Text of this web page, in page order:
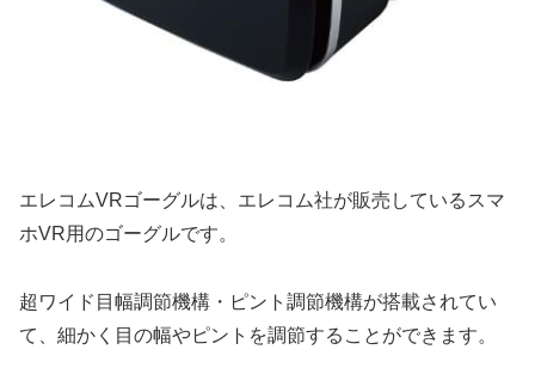
エレコムVRゴーグルは、エレコム社が販売しているスマ
ホVR用のゴーグルです。
超ワイド目幅調節機構・ピント調節機構が搭載されてい
て、細かく目の幅やピントを調節することができます。